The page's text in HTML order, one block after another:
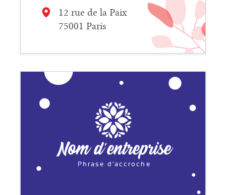
12 rue de la Paix
75001 Paris
Nom d'entreprise
Phrase d'accroche